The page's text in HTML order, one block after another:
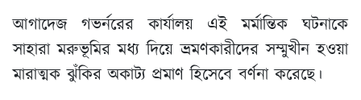
আগাদেজ গভর্নরের কার্যালয় এই মর্মান্তিক ঘটনাকে
সাহারা মরুভূমির মধ্য দিয়ে ভ্রমণকারীদের সম্মুখীন হওয়া
মারাত্মক ঝুঁকির অকাট্য প্রমাণ হিসেবে বর্ণনা করেছে।